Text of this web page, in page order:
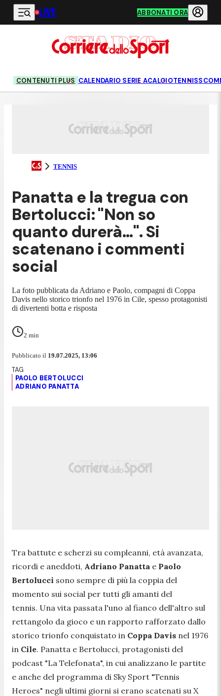
Vai al contenuto principale
LIVE ABBONATI ORA
CONTENUTI PLUS CALENDARIO SERIE ACALCIOTENNIS
TENNIS
Panatta e la tregua con
Bertolucci: "Non so
quanto durerà...". Si
scatenano i commenti
social
La foto pubblicata da Adriano e Paolo, compagni di Coppa
Davis nello storico trionfo nel 1976 in Cile, spesso protagonisti
di divertenti botta e risposta
2 min
Pubblicato il 19.07.2025, 13:06
PAOLO BERTOLUCCI
ADRIANO PANATTA
Tra battute e scherzi su compleanni, età avanzata,
ricordi e aneddoti, Adriano Panatta e Paolo
Bertolucci sono sempre di più la coppia del
momento sui social per tutti gli amanti del
tennis. Una vita passata l'uno al fianco dell'altro sul
rettangolo da gioco e un rapporto rafforzato dallo
storico trionfo conquistato in Coppa Davis nel 1976
in Cile. Panatta e Bertolucci, protagonisti del
podcast "La Telefonata", in cui analizzano le partite
e anche del programma di Sky Sport "Tennis
Heroes" negli ultimi giorni si erano scatenati su X